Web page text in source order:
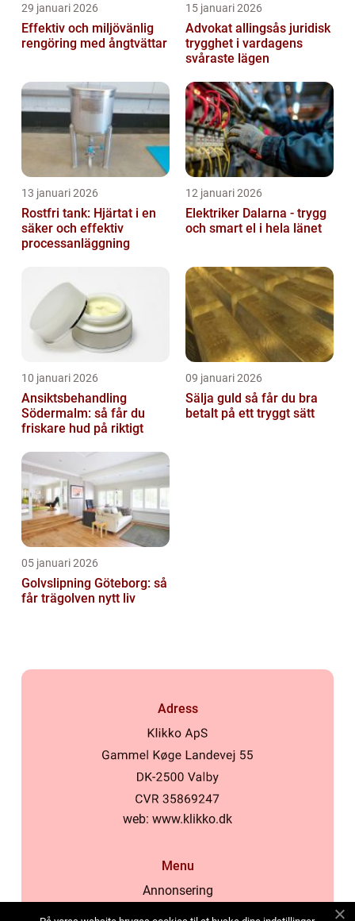
29 januari 2026
Effektiv och miljövänlig
rengöring med ångtvättar
15 januari 2026
Advokat allingsås juridisk
trygghet i vardagens
svåraste lägen
13 januari 2026
Rostfri tank: Hjärtat i en
säker och effektiv
processanläggning
12 januari 2026
Elektriker Dalarna - trygg
och smart el i hela länet
10 januari 2026
Ansiktsbehandling
Södermalm: så får du
friskare hud på riktigt
09 januari 2026
Sälja guld så får du bra
betalt på ett tryggt sätt
05 januari 2026
Golvslipning Göteborg: så
får trägolven nytt liv
Adress
web: www.klikko.dk
Menu
Annonsering